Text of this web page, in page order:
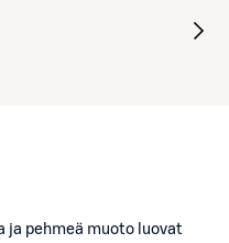
ja pehmeä muoto luovat